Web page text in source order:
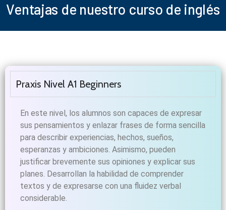
Ventajas de nuestro curso de inglés
Praxis Nivel A1 Beginners​
En este nivel, los alumnos son capaces de expresar
sus pensamientos y enlazar frases de forma sencilla
para describir experiencias, hechos, sueños,
esperanzas y ambiciones. Asimismo, pueden
justificar brevemente sus opiniones y explicar sus
planes. Desarrollan la habilidad de comprender
textos y de expresarse con una fluidez verbal
considerable.